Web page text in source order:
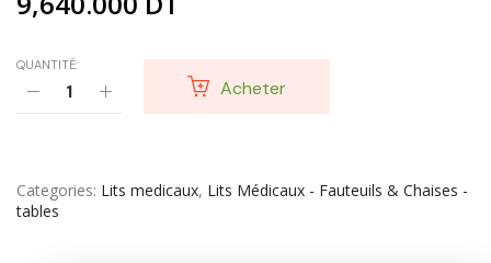
QUANTITÉ:
Acheter
Categories Lits medicaux, Lits Médicaux - Fauteuils & Chaises -
tables